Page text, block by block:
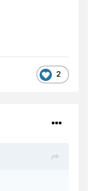
2